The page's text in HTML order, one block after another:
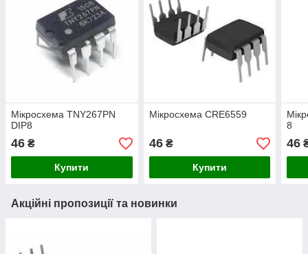
Мікросхема TNY267PN
DIP8
46 ₴
Купити
Мікросхема CRE6559
46₴
Купити
8
46
Акційні пропозиції та новинки